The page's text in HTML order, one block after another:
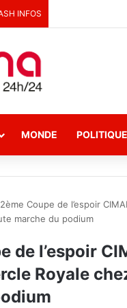
INFOS
MONDE POLITIQUE
Coupe de l’espoir
marche du podium
de l’espoir
Royale